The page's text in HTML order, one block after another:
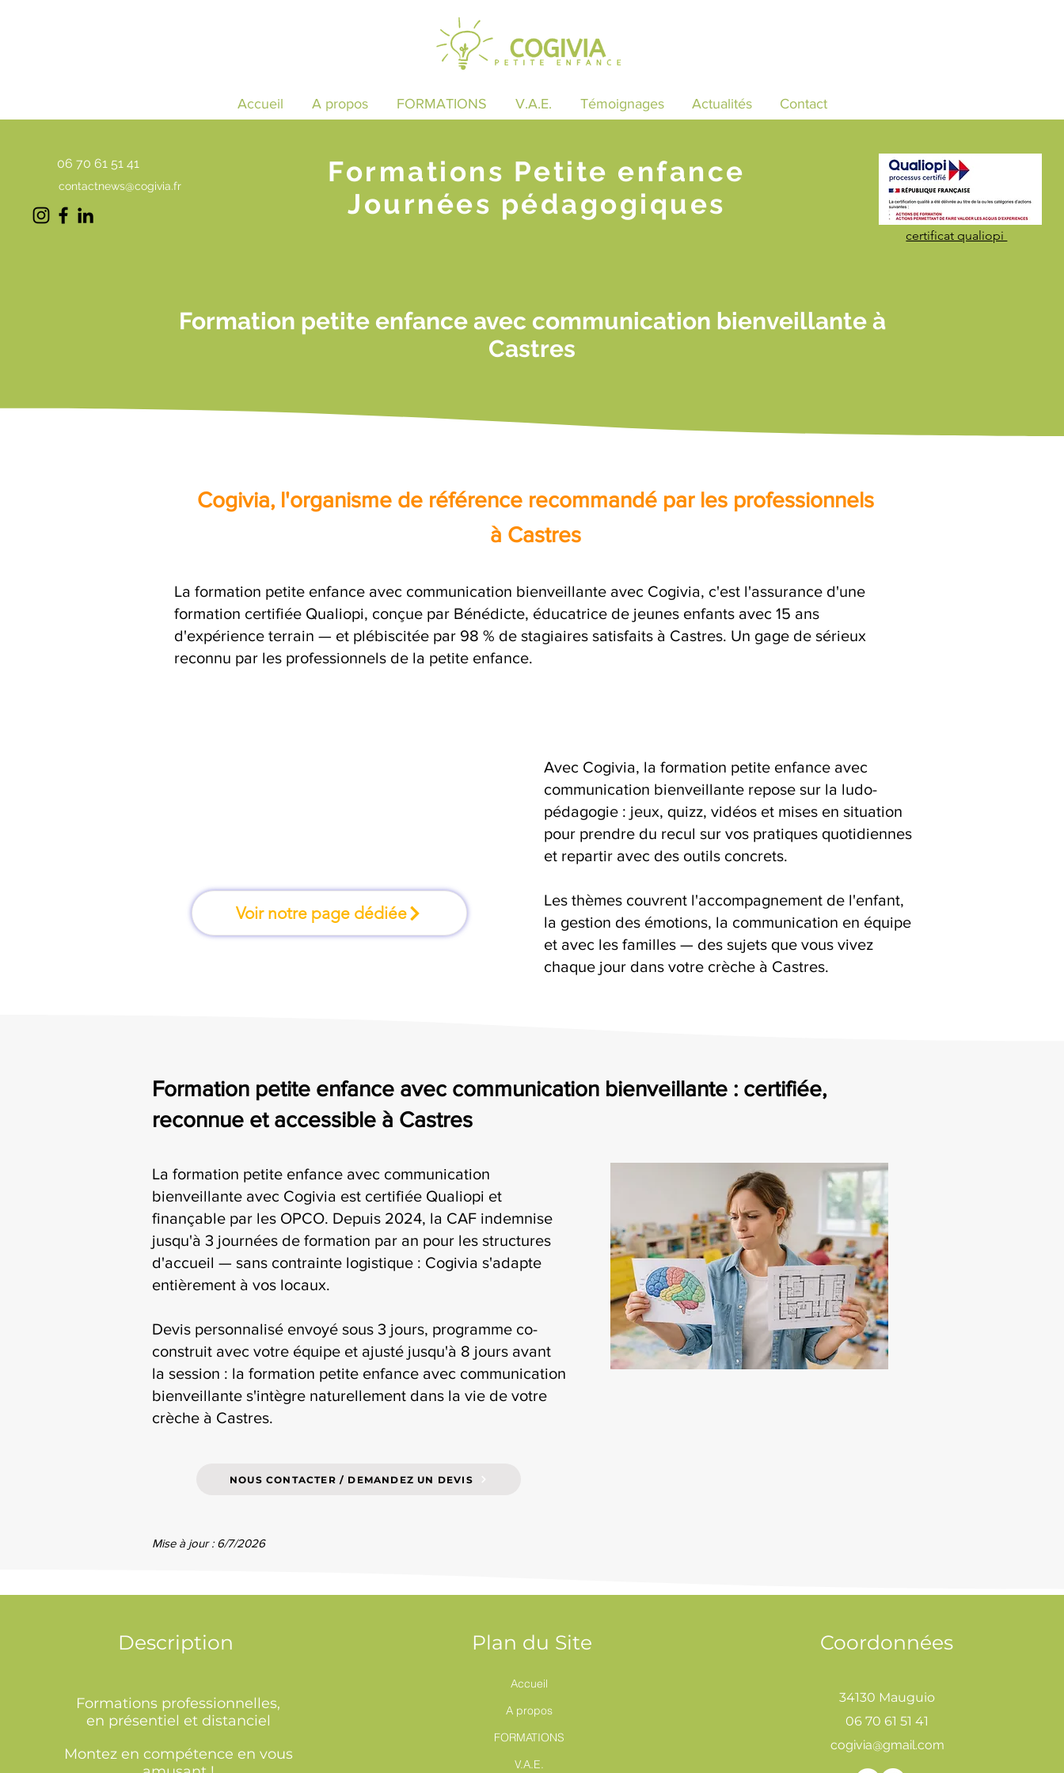
Accueil A propos FORMATIONS V.A.E. Témoignages Actualités Contact
06 70 61 51 41
contactnews@cogivia.fr
Formations Petite enfance
Journées pédagogiques
certificat qualiopi
Formation petite enfance avec communication bienveillante à
Castres
Cogivia, l'organisme de référence recommandé par les professionnels
à Castres
La formation petite enfance avec communication bienveillante avec Cogivia, c'est l'assurance d'une
formation certifiée Qualiopi, conçue par Bénédicte, éducatrice de jeunes enfants avec 15 ans
d'expérience terrain — et plébiscitée par 98 % de stagiaires satisfaits à Castres. Un gage de sérieux
reconnu par les professionnels de la petite enfance.
Voir notre page dédiée
Avec Cogivia, la formation petite enfance avec
communication bienveillante repose sur la ludo-
pédagogie : jeux, quizz, vidéos et mises en situation
pour prendre du recul sur vos pratiques quotidiennes
et repartir avec des outils concrets.
Les thèmes couvrent l'accompagnement de l'enfant,
la gestion des émotions, la communication en équipe
et avec les familles — des sujets que vous vivez
chaque jour dans votre crèche à Castres.
Formation petite enfance avec communication bienveillante : certifiée,
reconnue et accessible à Castres
La formation petite enfance avec communication
bienveillante avec Cogivia est certifiée Qualiopi et
finançable par les OPCO. Depuis 2024, la CAF indemnise
jusqu'à 3 journées de formation par an pour les structures
d'accueil — sans contrainte logistique : Cogivia s'adapte
entièrement à vos locaux.
Devis personnalisé envoyé sous 3 jours, programme co-
construit avec votre équipe et ajusté jusqu'à 8 jours avant
la session : la formation petite enfance avec communication
bienveillante s'intègre naturellement dans la vie de votre
crèche à Castres.
NOUS CONTACTER / DEMANDEZ UN DEVIS
Mise à jour : 6/7/2026
Description
Formations professionnelles,
en présentiel et distanciel
Montez en compétence en vous
Plan du Site
Accueil
A propos
FORMATIONS
V.A.E.
Coordonnées
34130 Mauguio
06 70 61 51 41
cogivia@gmail.com